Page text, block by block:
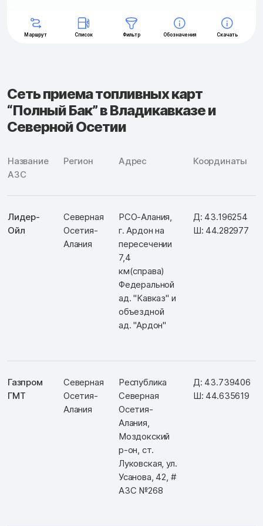
Сеть приема топливных карт
“Полный Бак” в Владикавказе и
Северной Осетии
Название
АЗС
Регион Адрес Координаты
Лидер-
Ойл
Северная
Осетия-
Алания
РСО-Алания,
г. Ардон на
пересечении
7,4
км(справа)
Федеральной
ад. "Кавказ" и
объездной
ад. "Ардон"
Д: 43.196254
Ш: 44.282977
Газпром
ГМТ
Северная
Осетия-
Алания
Республика
Северная
Осетия-
Алания,
Моздокский
р-он, ст.
Луковская, ул.
Усанова, 42, #
АЗС №268
Д: 43.739406
Ш: 44.635619